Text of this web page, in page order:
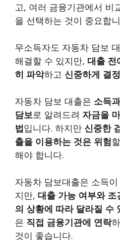
고, 여러 금융기관에서 비
을 선택하는 것이 중요합
무소득자도 자동차 담보
해결할 수 있지만, 대출 전
히 파악하고 신중하게 결정
자동차 담보 대출은 소득
담보로 알려드려 자금을
법입니다. 하지만 신중한
출을 이용하는 것은 위험
해야 합니다.
자동차 담보대출은 소득
지만, 대출 가능 여부와
의 상황에 따라 달라질 수
은 직접 금융기관에 연락
것이 좋습니다.